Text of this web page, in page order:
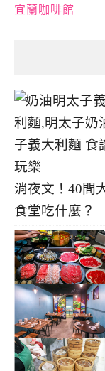
宜蘭咖啡館
消夜文！40間
食堂吃什麼？